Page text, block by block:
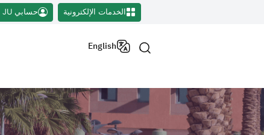
الخدمات الإلكترونية حسابي JU
English